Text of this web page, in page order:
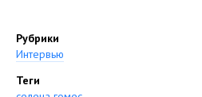
Рубрики
Интервью
Теги